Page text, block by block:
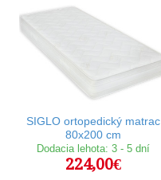
SIGLO ortopedický matrac
80x200 cm
Dodacia lehota: 3 - 5 dní
224,00€